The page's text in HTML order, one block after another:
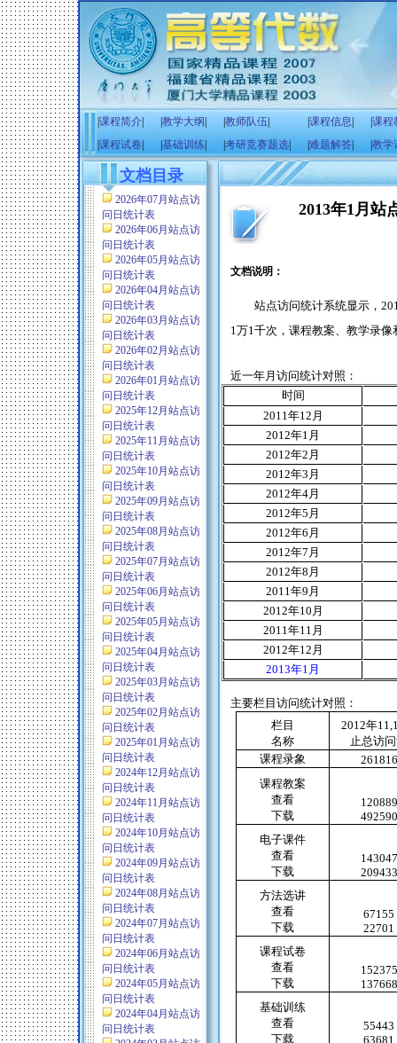
课程简介 教学大纲 教师队伍 课程信息
课程
课程试卷 基础训练 考研竞赛题选 难题解答 教学
文档目录
2026年07月站点访
问日统计表
2026年06月站点访
问日统计表
2026年05月站点访
问日统计表
2026年04月站点访
问日统计表
2026年03月站点访
问日统计表
2026年02月站点访
问日统计表
2026年01月站点访
问日统计表
2025年12月站点访
问日统计表
2025年11月站点访
问日统计表
2025年10月站点访
问日统计表
2025年09月站点访
问日统计表
2025年08月站点访
问日统计表
2025年07月站点访
问日统计表
2025年06月站点访
问日统计表
2025年05月站点访
问日统计表
2025年04月站点访
问日统计表
2025年03月站点访
问日统计表
2025年02月站点访
问日统计表
2025年01月站点访
问日统计表
2024年12月站点访
问日统计表
2024年11月站点访
问日统计表
2024年10月站点访
问日统计表
2024年09月站点访
问日统计表
2024年08月站点访
问日统计表
2024年07月站点访
问日统计表
2024年06月站点访
问日统计表
2024年05月站点访
问日统计表
2024年04月站点访
问日统计表
2013年1月站
文档说明：
站点访问统计系统显示，
1万1千次，课程教案、教学录
近一年月访问统计对照：
时间
2011年12 月
2012年1 月
2012年2 月
2012年3 月
2012年4月
2012年5 月
2012年6 月
2012年7 月
2012年8 月
2011年9 月
2012年10 月
2011年11 月
2012年12 月
2013年1 月
主要栏目访问统计对照：
栏目
名称
2012年
止总访
课程录象
261816
课程教案
查看
下载
120889
492590
电子课件
查看
下载
143047
209433
方法选讲
查看
下载
67155
22701
课程试卷
查看
下载
152375
137668
基础训练
查看
下载
55443
63681